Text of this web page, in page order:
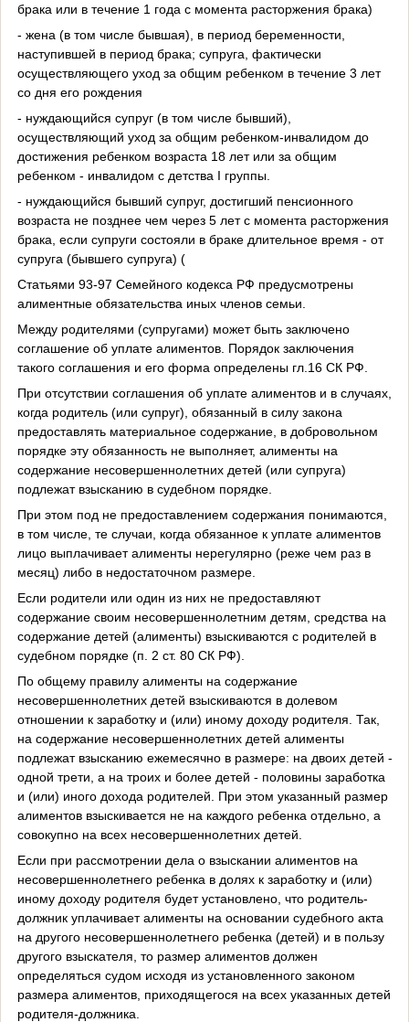
брака или в течение 1 года с момента расторжения брака)
- жена (в том числе бывшая), в период беременности,
наступившей в период брака; супруга, фактически
осуществляющего уход за общим ребенком в течение 3 лет
со дня его рождения
- нуждающийся супруг (в том числе бывший),
осуществляющий уход за общим ребенком-инвалидом до
достижения ребенком возраста 18 лет или за общим
ребенком - инвалидом с детства I группы.
- нуждающийся бывший супруг, достигший пенсионного
возраста не позднее чем через 5 лет с момента расторжения
брака, если супруги состояли в браке длительное время - от
супруга (бывшего супруга) (
Статьями 93-97 Семейного кодекса РФ предусмотрены
алиментные обязательства иных членов семьи.
Между родителями (супругами) может быть заключено
соглашение об уплате алиментов. Порядок заключения
такого соглашения и его форма определены гл.16 СК РФ.
При отсутствии соглашения об уплате алиментов и в случаях,
когда родитель (или супруг), обязанный в силу закона
предоставлять материальное содержание, в добровольном
порядке эту обязанность не выполняет, алименты на
содержание несовершеннолетних детей (или супруга)
подлежат взысканию в судебном порядке.
При этом под не предоставлением содержания понимаются,
в том числе, те случаи, когда обязанное к уплате алиментов
лицо выплачивает алименты нерегулярно (реже чем раз в
месяц) либо в недостаточном размере.
Если родители или один из них не предоставляют
содержание своим несовершеннолетним детям, средства на
содержание детей (алименты) взыскиваются с родителей в
судебном порядке (п. 2 ст. 80 СК РФ).
По общему правилу алименты на содержание
несовершеннолетних детей взыскиваются в долевом
отношении к заработку и (или) иному доходу родителя. Так,
на содержание несовершеннолетних детей алименты
подлежат взысканию ежемесячно в размере: на двоих детей -
одной трети, а на троих и более детей - половины заработка
и (или) иного дохода родителей. При этом указанный размер
алиментов взыскивается не на каждого ребенка отдельно, а
совокупно на всех несовершеннолетних детей.
Если при рассмотрении дела о взыскании алиментов на
несовершеннолетнего ребенка в долях к заработку и (или)
иному доходу родителя будет установлено, что родитель-
должник уплачивает алименты на основании судебного акта
на другого несовершеннолетнего ребенка (детей) и в пользу
другого взыскателя, то размер алиментов должен
определяться судом исходя из установленного законом
размера алиментов, приходящегося на всех указанных детей
родителя-должника.